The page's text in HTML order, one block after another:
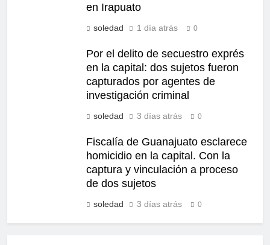
en Irapuato
soledad 1 día atrás 0
Por el delito de secuestro exprés
en la capital: dos sujetos fueron
capturados por agentes de
investigación criminal
soledad 3 días atrás 0
Fiscalía de Guanajuato esclarece
homicidio en la capital. Con la
captura y vinculación a proceso
de dos sujetos
soledad 3 días atrás 0